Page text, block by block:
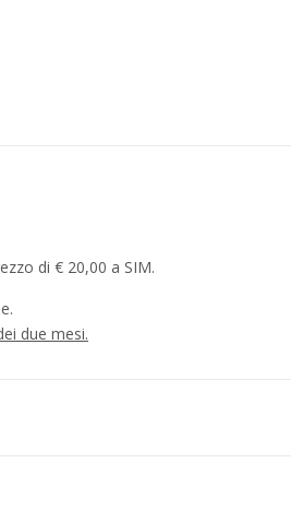
di € 20,00 a SIM.
due mesi.